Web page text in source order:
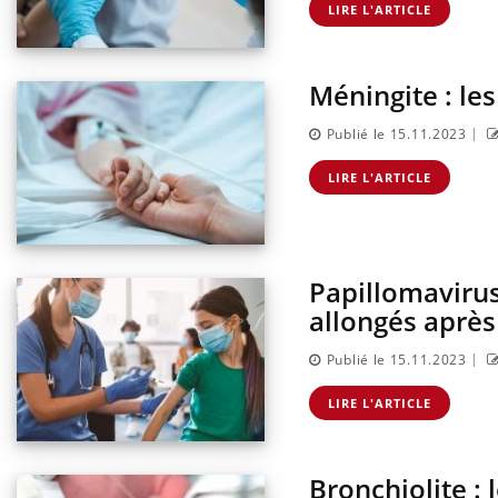
LIRE L'ARTICLE
Méningite :
Publié le 15.11.2023 |
LIRE L'ARTICLE
allongés
Publié le 15.11.2023 |
LIRE L'ARTICLE
Bronchiolite :
:
à aborder...
des questions
montrer ...